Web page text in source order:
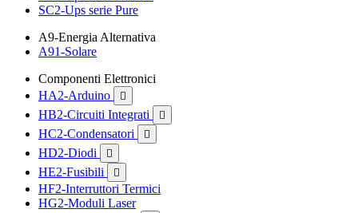
SC2-Ups serie Pure
A9-Energia Alternativa
A91-Solare
Componenti Elettronici
HA2-Arduino

HB2-Circuiti Integrati 
HC2-Condensatori 
HD2-Diodi 
HE2-Fusibili 
HF2-Interruttori Termici
HG2-Moduli Laser